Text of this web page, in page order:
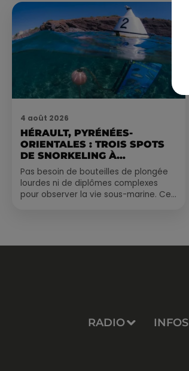
4 août 2026
HÉRAULT, PYRÉNÉES-
ORIENTALES : TROIS SPOTS
DE SNORKELING À
EXPLORER...
Pas besoin de bouteilles de plongée
lourdes ni de diplômes complexes
pour observer la vie sous-marine. Cet
RADIO INFOS